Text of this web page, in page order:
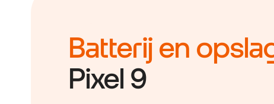
Batterij en
Pixel 9